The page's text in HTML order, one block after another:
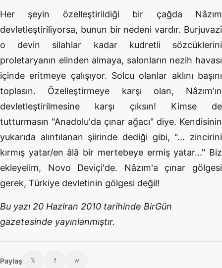
Her şeyin özelleştirildiği bir çağda Nâzım
devletleştiriliyorsa, bunun bir nedeni vardır. Burjuvazi
o devin silahlar kadar kudretli sözcüklerini
proletaryanın elinden almaya, salonların nezih havası
içinde eritmeye çalışıyor. Solcu olanlar aklını başını
toplasın. Özelleştirmeye karşı olan, Nâzım'ın
devletleştirilmesine karşı çıksın! Kimse de
tutturmasın "Anadolu'da çınar ağacı" diye. Kendisinin
yukarıda alıntılanan şiirinde dediği gibi, "... zincirini
kırmış yatar/en âlâ bir mertebeye ermiş yatar..." Biz
ekleyelim, Novo Deviçi'de. Nâzım'a çınar gölgesi
gerek, Türkiye devletinin gölgesi değil!
Bu yazı 20 Haziran 2010 tarihinde BirGün
gazetesinde yayınlanmıştır.
Paylaş 𝕏 f w